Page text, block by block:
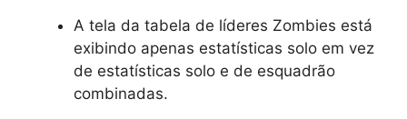
A tela da tabela de líderes Zombies está
exibindo apenas estatísticas solo em vez
de estatísticas solo e de esquadrão
combinadas.